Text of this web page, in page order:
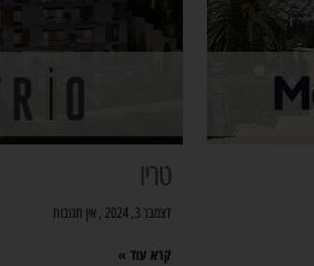
טריו
דצמבר 3, 2024 אין תגובות
קרא עוד »